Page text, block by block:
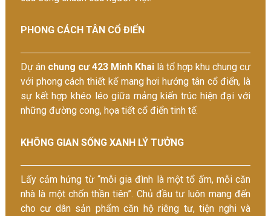
PHONG CÁCH TÂN CỔ ĐIỂN
Dự án chung cư 423 Minh Khai là tổ hợp khu chung cư
với phong cách thiết kế mang hơi hướng tân cổ điển, là
sự kết hợp khéo léo giữa mảng kiến trúc hiện đại với
những đường cong, họa tiết cổ điển tinh tế.
KHÔNG GIAN SỐNG XANH LÝ TƯỞNG
Lấy cảm hứng từ “mỗi gia đình là một tổ ấm, mỗi căn
nhà là một chốn thần tiên”. Chủ đầu tư luôn mang đến
cho cư dân sản phẩm căn hộ riêng tư, tiện nghi và